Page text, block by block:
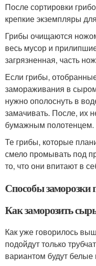
После сортировки
крепкие экземпляры
Грибы очищаются
весь мусор и
загрязненная, часть
Если грибы,
замораживания в
нужно ополоснуть в
замачивать. После, их
бумажным полотенцем.
Те грибы, которые
смело промывать под
то, что они впитают в
Способы заморозки
Как заморозить
Как уже говорилось
подойдут только
вариантом будут белые